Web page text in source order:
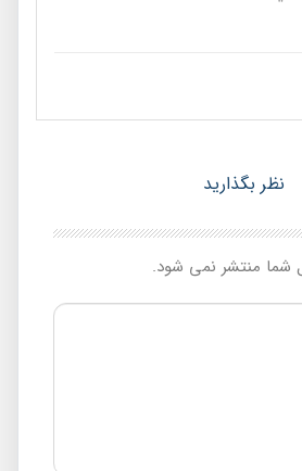
نظر بگذارید
منتشر نمی شود.